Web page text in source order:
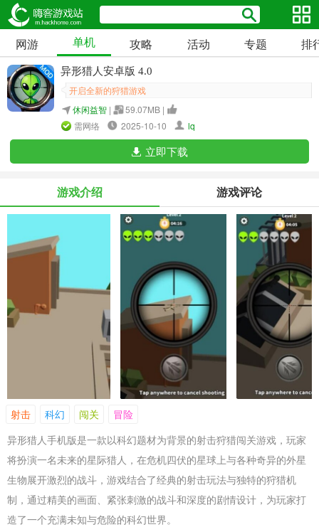
网游 单机 攻略 活动 专题 排
异形猎人安卓版 4.0
开启全新的狩猎游戏
休闲益智 |
59.07MB |
需网络
2025-10-10 lq
立即下载
游戏介绍 游戏评论
射击 科幻 闯关
冒险
异形猎人手机版是一款以科幻题材为背景的射击狩猎闯关游戏，玩家
将扮演一名未来的星际猎人，在危机四伏的星球上与各种奇异的外星
生物展开激烈的战斗，游戏结合了经典的射击玩法与独特的狩猎机
制，通过精美的画面、紧张刺激的战斗和深度的剧情设计，为玩家打
造了一个充满未知与危险的科幻世界。